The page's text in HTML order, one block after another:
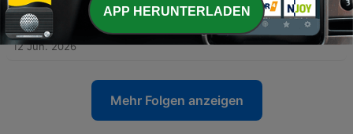
200 - Wer treibt an, wer bremst? Wohin die
internationale Klimapolitik 2026 steuert
12 Jun. 2026
Mehr Folgen anzeigen
APP HERUNTERLADEN